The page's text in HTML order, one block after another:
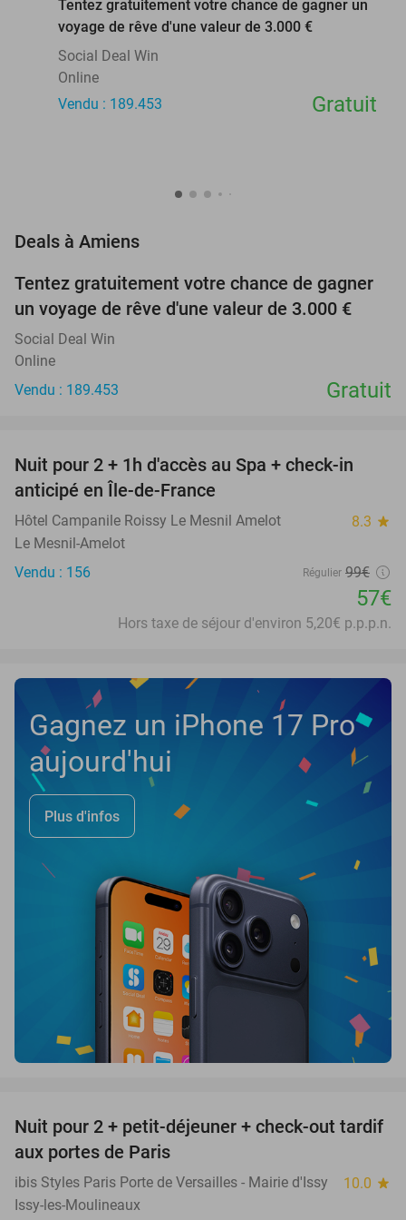
Tentez gratuitement votre chance de gagner un
voyage de rêve d'une valeur de 3.000 €
Social Deal Win
Online
Vendu : 189.453
Gratuit
Deals à Amiens
Tentez gratuitement votre chance de gagner
un voyage de rêve d'une valeur de 3.000 €
Social Deal Win
Online
Vendu : 189.453
Gratuit
42%
Nuit pour 2 + 1h d'accès au Spa + check-in
anticipé en Île-de-France
Hôtel Campanile Roissy Le Mesnil Amelot 8.3 star
Le Mesnil-Amelot
Vendu : 156
Régulier 99€
57€
Hors taxe de séjour d'environ 5,20€ p.p.p.n.
Gagnez un iPhone 17 Pro
aujourd'hui
Plus d'infos
43%
Nuit pour 2 + petit-déjeuner + check-out tardif
aux portes de Paris
ibis Styles Paris Porte de Versailles - Mairie d'Issy 10.0 star
Issy-les-Moulineaux